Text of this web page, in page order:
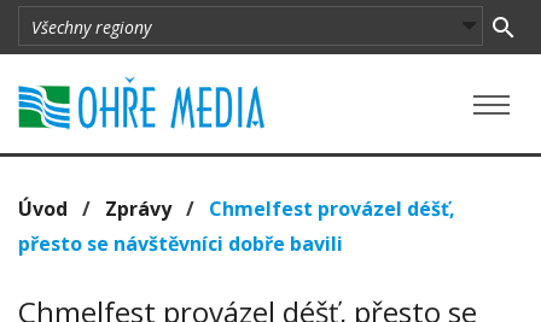
Úvod / Zprávy/ Chmelfest provázel déšť,
přesto se návštěvníci dobře bavili
Chmelfest provázel déšť, přesto se